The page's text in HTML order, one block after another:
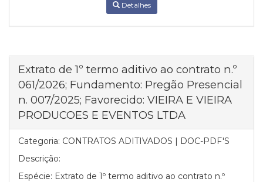
Detalhes
Extrato de 1º termo aditivo ao contrato n.º
061/2026; Fundamento: Pregão Presencial
n. 007/2025; Favorecido: VIEIRA E VIEIRA
PRODUCOES E EVENTOS LTDA
Categoria: CONTRATOS ADITIVADOS | DOC-PDF'S
Descrição:
Espécie: Extrato de 1º termo aditivo ao contrato n.º